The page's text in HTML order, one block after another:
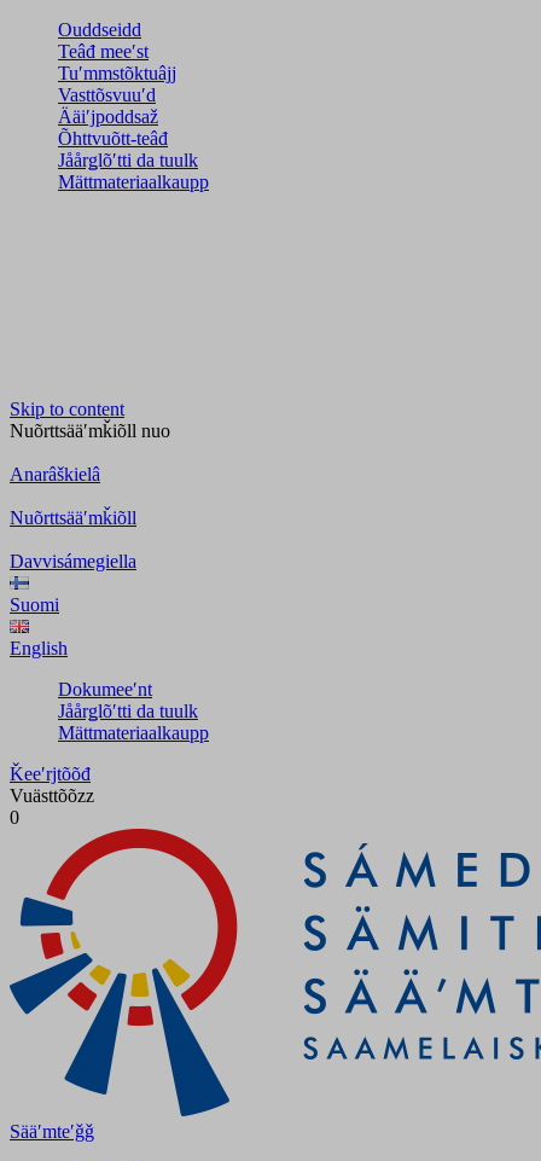
Ouddseidd
Teâđ meeʹst
Tuʹmmstõktuâjj
Vasttõsvuuʹd
Ääiʹjpoddsaž
Õhttvuõtt-teâđ
Jåårǥlõʹtti da tuulk
Mättmateriaalkaupp
Skip to content
Nuõrttsääʹmǩiõll nuo
Anarâškielâ
Nuõrttsääʹmǩiõll
Davvisámegiella
Suomi
English
Dokumeeʹnt
Jåårǥlõʹtti da tuulk
Mättmateriaalkaupp
Ǩeeʹrjtõõđ
Vuästtõõzz
0
Sääʹmteʹǧǧ